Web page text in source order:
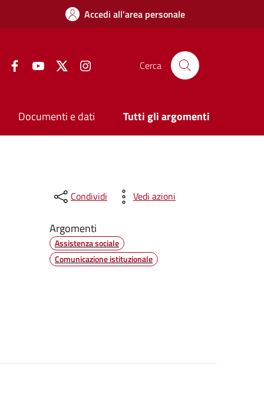
Accedi all'area personale
FacebookYouTube Twitter Cerca
Documenti e dati Tutti gli argomenti
Condividi Vedi azioni
Argomenti
Assistenza sociale
Comunicazione istituzionale